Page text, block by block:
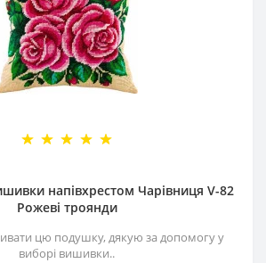
напівхрестом Чарівниця V-82
Рожеві троянди
цю подушку, дякую за допомогу у
виборі вишивки..